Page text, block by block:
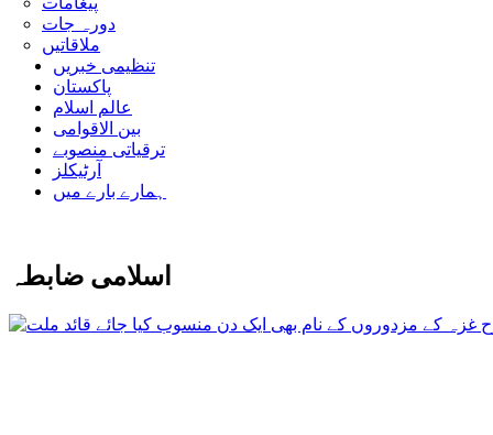
دورہ جات
ملاقاتیں
تنظیمی خبریں
پاکستان
عالم اسلام
بین الاقوامی
ترقیاتی منصوبے
آرٹیکلز
ہمارے بارے میں
اسلامی ضابطہ